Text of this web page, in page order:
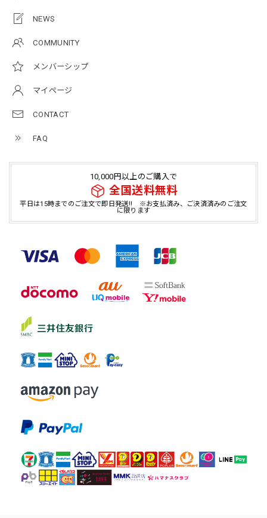
NEWS
COMMUNITY
メンバーシップ
マイページ
CONTACT
FAQ
10,000円以上のご購入で
全国送料無料
平日は15時までのご注文で即日発送!! ※お支払済み、ご決済済みのご注文
に限ります